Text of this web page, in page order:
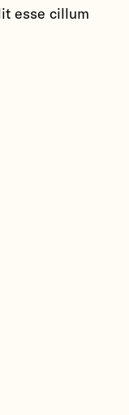
esse cillum